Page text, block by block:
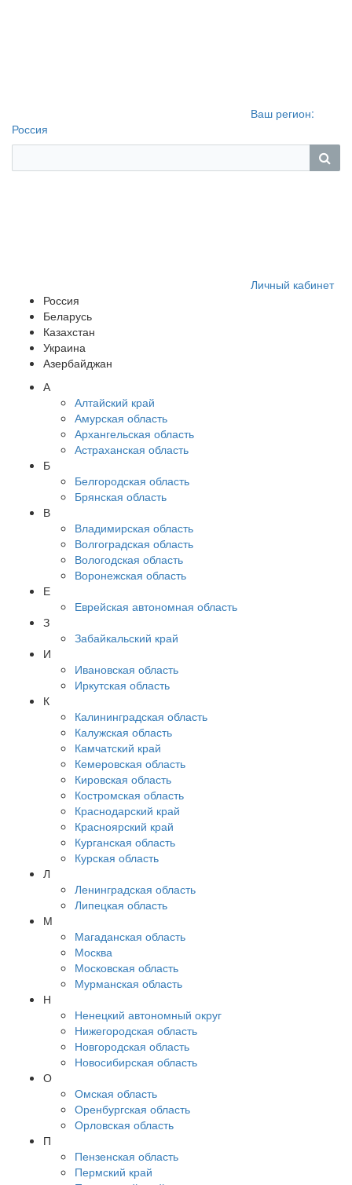
Ваш регион:
Россия
Личный кабинет
Россия
Беларусь
Казахстан
Украина
Азербайджан
А
Алтайский край
Амурская область
Архангельская область
Астраханская область
Б
Белгородская область
Брянская область
В
Владимирская область
Волгоградская область
Вологодская область
Воронежская область
Е
Еврейская автономная область
З
Забайкальский край
И
Ивановская область
Иркутская область
К
Калининградская область
Калужская область
Камчатский край
Кемеровская область
Кировская область
Костромская область
Краснодарский край
Красноярский край
Курганская область
Курская область
Л
Ленинградская область
Липецкая область
М
Магаданская область
Москва
Московская область
Мурманская область
Н
Ненецкий автономный округ
Нижегородская область
Новгородская область
Новосибирская область
О
Омская область
Оренбургская область
Орловская область
П
Пензенская область
Пермский край